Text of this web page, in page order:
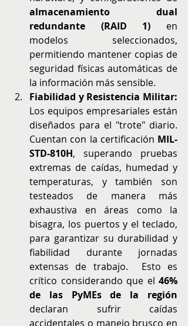
almacenamiento dual
redundante (RAID 1) en
modelos seleccionados,
permitiendo mantener copias de
seguridad físicas automáticas de
la información más sensible.
Fiabilidad y Resistencia Militar:
Los equipos empresariales están
diseñados para el "trote" diario.
Cuentan con la certificación MIL-
STD-810H, superando pruebas
extremas de caídas, humedad y
temperaturas, y también son
testeados de manera más
exhaustiva en áreas como la
bisagra, los puertos y el teclado,
para garantizar su durabilidad y
fiabilidad durante jornadas
extensas de trabajo.  Esto es
crítico considerando que el 46%
de las PyMEs de la región
declaran sufrir caídas
accidentales o manejo brusco en